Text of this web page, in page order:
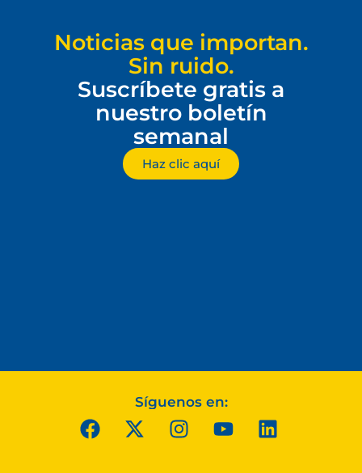
Noticias que importan.
Sin ruido.
Suscríbete gratis a
nuestro boletín
semanal
Haz clic aquí
Síguenos en: